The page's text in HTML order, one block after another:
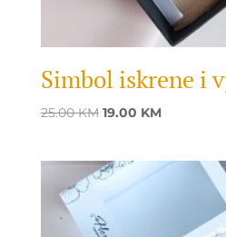
Simbol iskrene i
25.00KM Original
25.00 KM.
19.00 KMCurrent
19.00 KM.